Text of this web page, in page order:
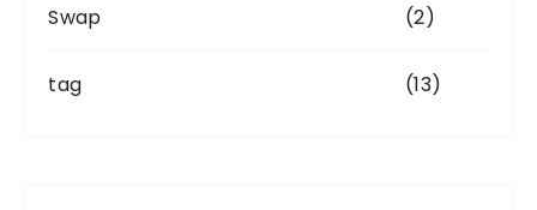
Swap (2)
tag (13)